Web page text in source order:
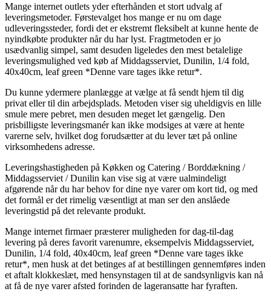
Mange internet outlets yder efterhånden et stort udvalg af
leveringsmetoder. Førstevalget hos mange er nu om dage
udleveringssteder, fordi det er ekstremt fleksibelt at kunne hente de
nyindkøbte produkter når du har lyst. Fragtmetoden er jo
usædvanlig simpel, samt desuden ligeledes den mest betalelige
leveringsmulighed ved køb af Middagsserviet, Dunilin, 1/4 fold,
40x40cm, leaf green *Denne vare tages ikke retur*.
Du kunne ydermere planlægge at vælge at få sendt hjem til dig
privat eller til din arbejdsplads. Metoden viser sig uheldigvis en lille
smule mere pebret, men desuden meget let gængelig. Den
prisbilligste leveringsmanér kan ikke modsiges at være at hente
varerne selv, hvilket dog forudsætter at du lever tæt på online
virksomhedens adresse.
Leveringshastigheden på Køkken og Catering / Borddækning /
Middagsserviet / Dunilin kan vise sig at være ualmindeligt
afgørende når du har behov for dine nye varer om kort tid, og med
det formål er det rimelig væsentligt at man ser den anslåede
leveringstid på det relevante produkt.
Mange internet firmaer præsterer muligheden for dag-til-dag
levering på deres favorit varenumre, eksempelvis Middagsserviet,
Dunilin, 1/4 fold, 40x40cm, leaf green *Denne vare tages ikke
retur*, men husk at det betinges af at bestillingen gennemføres inden
et aftalt klokkeslæt, med hensynstagen til at de sandsynligvis kan nå
at få de nye varer afsted forinden de lageransatte har fyraften.